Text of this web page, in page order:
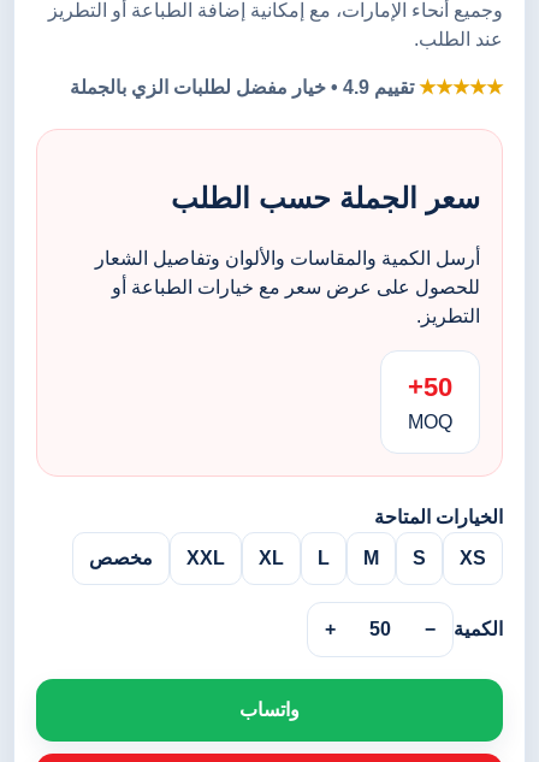
وجميع أنحاء الإمارات، مع إمكانية إضافة الطباعة أو التطريز
عند الطلب.
★★★★★تقييم 4.9 • خيار مفضل لطلبات الزي بالجملة
سعر الجملة حسب الطلب
أرسل الكمية والمقاسات والألوان وتفاصيل الشعار
للحصول على عرض سعر مع خيارات الطباعة أو
التطريز.
50+
MOQ
الخيارات المتاحة
XS
S
M
L
XL
XXL مخصص
الكمية −
50
+
واتساب